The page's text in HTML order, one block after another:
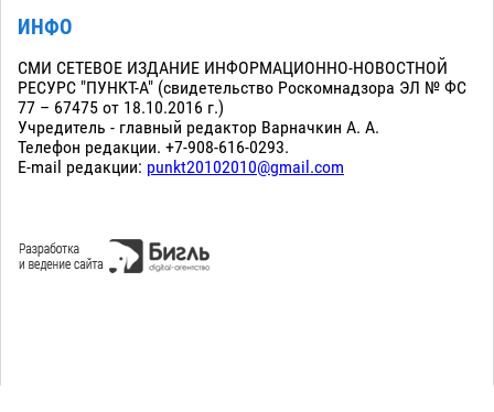
ИНФО
СМИ СЕТЕВОЕ ИЗДАНИЕ ИНФОРМАЦИОННО-НОВОСТНОЙ
РЕСУРС "ПУНКТ-А" (свидетельство Роскомнадзора ЭЛ № ФС
77 – 67475 от 18.10.2016 г.)
Учредитель - главный редактор Варначкин А. А.
Телефон редакции. +7-908-616-0293.
E-mail редакции: punkt20102010@gmail.com